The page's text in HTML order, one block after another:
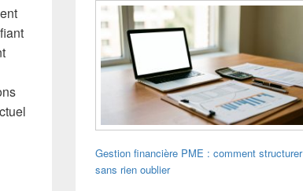
Gestion financière PME : comment structurer
sans rien oublier